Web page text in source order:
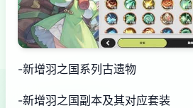
-新增羽之国系列古遗物
-新增羽之国副本及其对应套装